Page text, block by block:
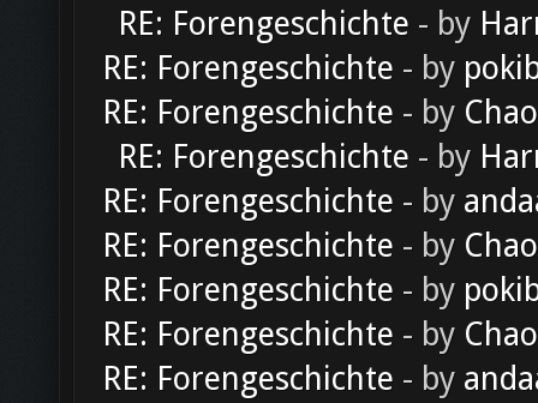
RE: Forengeschichte - by
RE: Forengeschichte - by
RE: Forengeschichte - by
RE: Forengeschichte - by
RE: Forengeschichte - by
RE: Forengeschichte - by
RE: Forengeschichte - by
RE: Forengeschichte - by
RE: Forengeschichte - by